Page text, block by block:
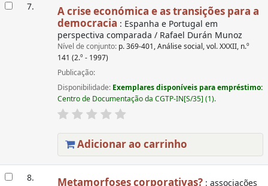
7.
A crise económica e as transições para a
democracia : Espanha e Portugal em
perspectiva comparada / Rafael Durán Munoz
Nível de conjunto: p. 369-401, Análise social, vol. XXXII, n.º
141 (2.º - 1997)
Publicação:
Disponibilidade: Exemplares disponíveis para empréstimo:
Centro de Documentação da CGTP-IN[S/35] (1).
Adicionar ao carrinho
8. Metamorfoses corporativas?: associações